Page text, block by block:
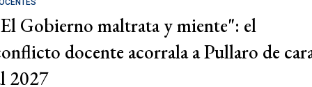
Gobierno maltrata y miente": el
docente acorrala a Pullaro de
2027